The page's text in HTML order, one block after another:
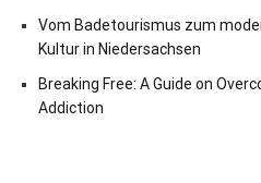
Vom Badetourismus zum
Kultur in Niedersachsen
Breaking Free: A Guide on
Addiction